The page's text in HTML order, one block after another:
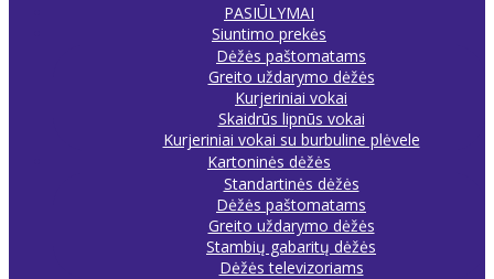
PASIŪLYMAI
Siuntimo prekės
Dėžės paštomatams
Greito uždarymo dėžės
Kurjeriniai vokai
Skaidrūs lipnūs vokai
Kurjeriniai vokai su burbuline plėvele
Kartoninės dėžės
Standartinės dėžės
Dėžės paštomatams
Greito uždarymo dėžės
Stambių gabaritų dėžės
Dėžės televizoriams